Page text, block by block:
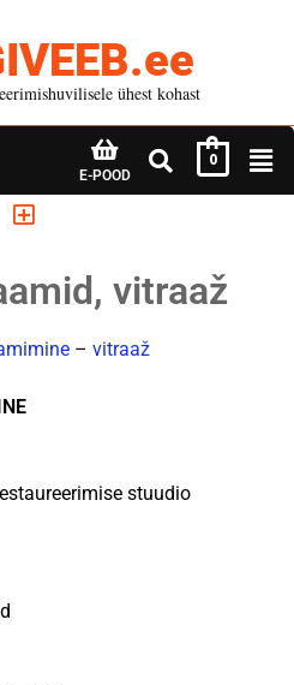
ühest kohast
E-POOD
0
vitraaž
– vitraaž
stuudio